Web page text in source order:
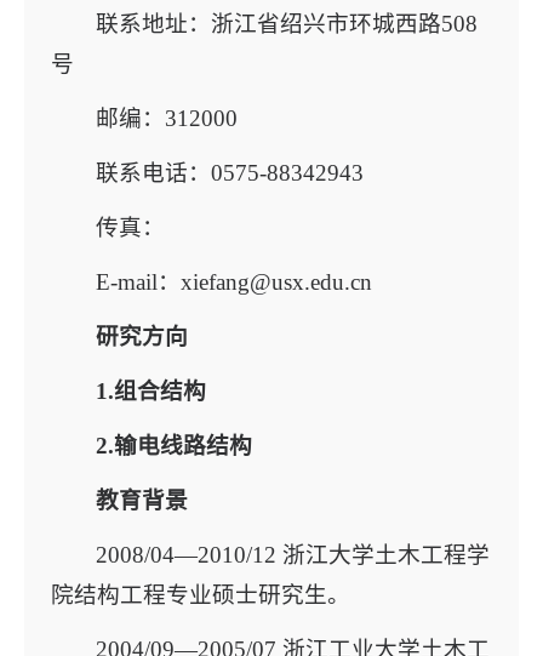
联系地址：浙江省绍兴市环城西路508
号
邮编：312000
联系电话：0575-88342943
传真：
E-mail：xiefang@usx.edu.cn
研究方向
1.组合结构
2.输电线路结构
教育背景
2008/04—2010/12 浙江大学土木工程学
院结构工程专业硕士研究生。
2004/09—2005/07 浙江工业大学土木工